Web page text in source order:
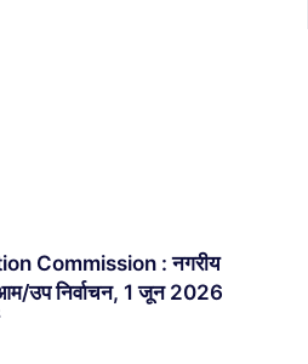
Commission : नगरीय
उप निर्वाचन, 1 जून 2026